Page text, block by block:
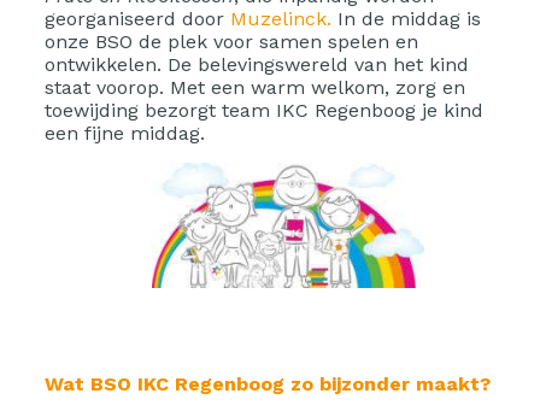
georganiseerd door Muzelinck. In de middag is
onze BSO de plek voor samen spelen en
ontwikkelen. De belevingswereld van het kind
staat voorop. Met een warm welkom, zorg en
toewijding bezorgt team IKC Regenboog je kind
een fijne middag.
Wat BSO IKC Regenboog zo bijzonder maakt?